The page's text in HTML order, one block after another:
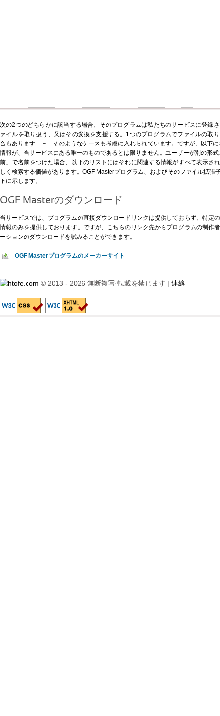
次の2つのどちらかに該当する場合、そのプログラムは私たちのサービスに登
ァイルを取り扱う、又はその変換を支援する。1つのプログラムでファイルの取
合もあります － そのようなケースも考慮に入れられています。ですが、以下に
情報が、当サービスにある唯一のものであるとは限りません。ユーザーが別の形
前」で名前をつけた場合、以下のリストにはそれに関連する情報がすべて表示さ
しく検索する価値があります。OGF Masterプログラム、およびそのファイル拡張
下に示します。
OGF Masterのダウンロード
当サービスでは、プログラムの直接ダウンロードリンクは提供しておらず、特定
情報のみを提供しております。ですが、 こちらのリンク先からプログラムの制作
ーションのダウンロードを試みることができます。
OGF Masterプログラムのメーカーサイト
© 2013 - 2026 無断複写·転載を禁じます | 連絡